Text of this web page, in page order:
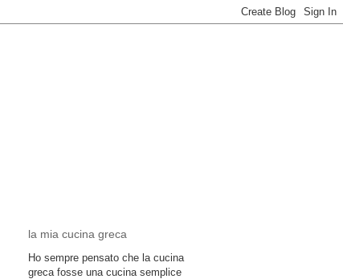
la mia cucina greca
Ho sempre pensato che la cucina
greca fosse una cucina semplice